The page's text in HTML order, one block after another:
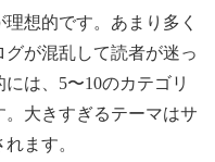
想的です。あまり多く
が混乱して読者が迷っ
は、5〜10のカテゴリ
大きすぎるテーマはサ
ます。